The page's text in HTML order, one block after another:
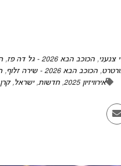
,הכוכב הבא 2026 - גל דה פז ,
,הכוכב הבא 2026 - שירה זלוף ,
אירוויזיון 2025 ,חדשות,ישראל,